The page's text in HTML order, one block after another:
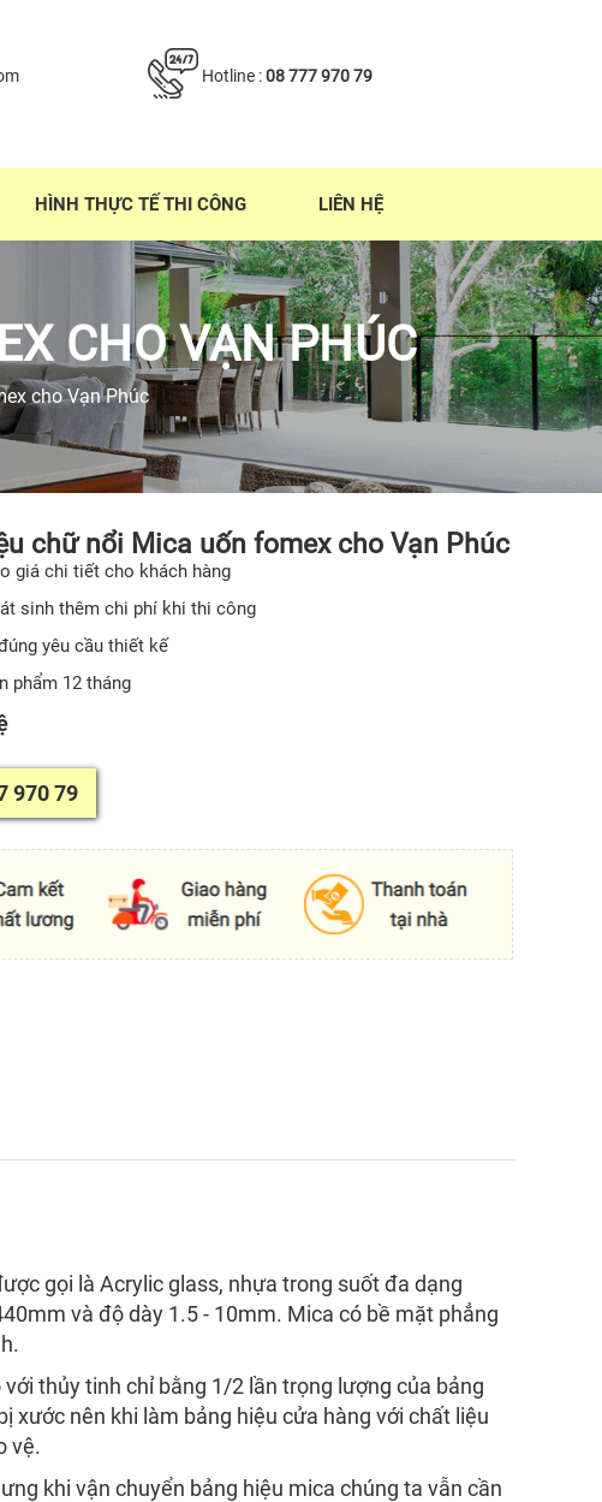
Hotline :08 777 970 79
HÌNH THỰC TẾ THI CÔNG LIÊN HỆ
CHO VẠN PHÚC
cho Vạn Phúc
chữ nổi Mica uốn fomex cho Vạn Phúc
giá chi tiết cho khách hàng
sinh thêm chi phí khi thi công
yêu cầu thiết kế
phẩm 12 tháng
970 79
gọi là Acrylic glass, nhựa trong suốt đa dạng
và độ dày 1.5 - 10mm. Mica có bề mặt phẳng
thủy tinh chỉ bằng 1/2 lần trọng lượng của bảng
xước nên khi làm bảng hiệu cửa hàng với chất liệu
vệ.
khi vận chuyển bảng hiệu mica chúng ta vẫn cần